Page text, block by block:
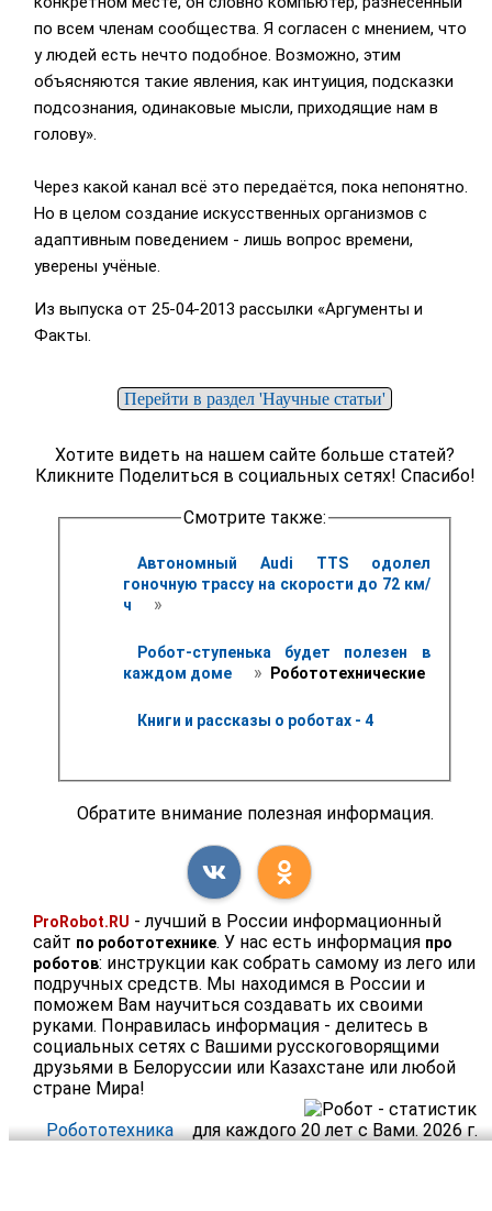
по всем членам сообщества. Я согласен с мнением, что
у людей есть нечто подобное. Возможно, этим
объясняются такие явления, как интуиция, подсказки
подсознания, одинаковые мысли, приходящие нам в
голову».
Через какой канал всё это передаётся, пока непонятно.
Но в целом создание искусственных организмов с
адаптивным поведением - лишь вопрос времени,
уверены учёные.
Из выпуска от 25-04-2013 рассылки «Аргументы и
Факты.
Перейти в раздел 'Научные статьи'
Хотите видеть на нашем сайте больше статей?
Кликните Поделиться в социальных сетях! Спасибо!
Смотрите также:
Автономный Audi TTS одолел
гоночную трассу на скорости до 72 км/
ч
»
Робот-ступенька будет полезен в
каждом доме
» Робототехнические
Книги и рассказы о роботах - 4
Обратите внимание полезная информация.
ProRobot.RU - лучший в России информационный
сайт по робототехнике. У нас есть информация про
роботов: инструкции как собрать самому из лего или
подручных средств. Мы находимся в России и
поможем Вам научиться создавать их своими
руками. Понравилась информация - делитесь в
социальных сетях с Вашими русскоговорящими
друзьями в Белоруссии или Казахстане или любой
стране Мира!
Робототехника
для каждого 20 лет с Вами. 2026 г.